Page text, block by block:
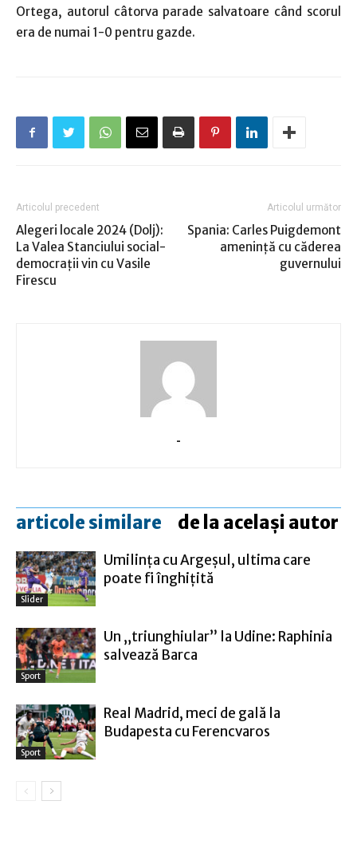
Ortega, autorul câtorva parade salvatoare când scorul
era de numai 1-0 pentru gazde.
Articolul precedent
Alegeri locale 2024 (Dolj):
La Valea Stanciului social-
democraţii vin cu Vasile
Firescu
Articolul următor
Spania: Carles Puigdemont
ameninţă cu căderea
guvernului
-
articole similare de la același autor
Slider
Umilinţa cu Argeşul, ultima care
poate fi înghiţită
Sport
Un „triunghiular” la Udine: Raphinia
salvează Barca
Sport
Real Madrid, meci de gală la
Budapesta cu Ferencvaros